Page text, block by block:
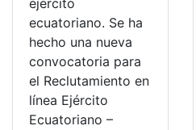
ecuatoriano. Se ha
hecho una nueva
convocatoria para
el Reclutamiento en
línea Ejército
Ecuatoriano –